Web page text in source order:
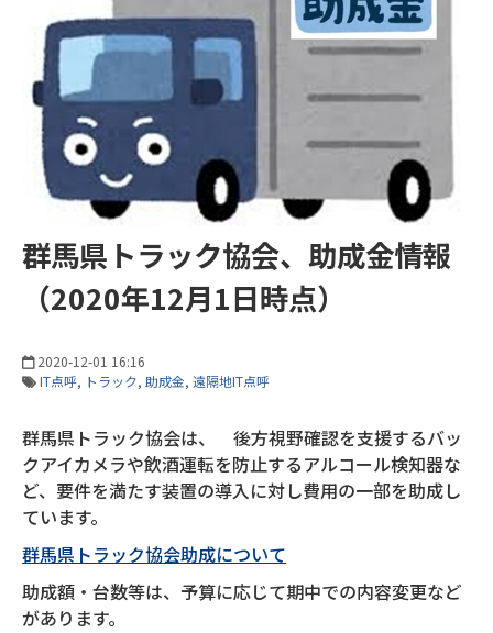
群馬県トラック協会、助成金情報
（2020年12月1日時点）
2020-12-01 16:16
IT点呼 トラック 助成金 遠隔地IT点呼
群馬県トラック協会は、 後方視野確認を支援するバッ
クアイカメラや飲酒運転を防止するアルコール検知器な
ど、要件を満たす装置の導入に対し費用の一部を助成し
ています。
群馬県トラック協会助成について
助成額・台数等は、予算に応じて期中での内容変更など
があります。